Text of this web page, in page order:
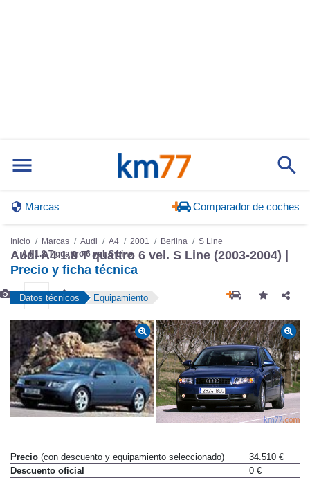
Marcas Comparador de coches
Inicio Marcas Audi A4 2001 Berlina
S Line
A4 1.8 T quattro 6 vel. S Line
Audi A4 1.8 T quattro 6 vel. S Line (2003-2004) |
Precio y ficha técnica
Datos técnicos Equipamiento
Precio (con descuento y equipamiento seleccionado)
34.510 €
Descuento oficial
0 €